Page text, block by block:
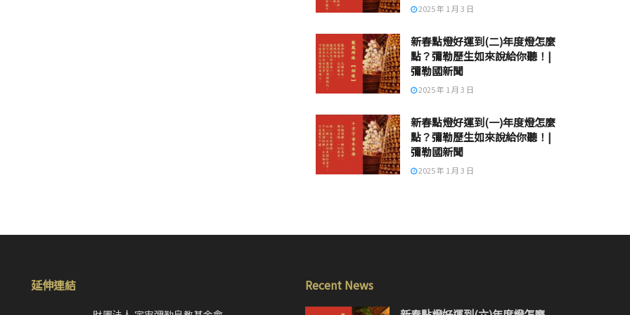
2025 年 1 月 3 日
新春點燈好運到(二)年度燈怎麼
點？彌勒歷生如來說給你聽！|
彌勒國新聞
2025 年 1 月 3 日
新春點燈好運到(一)年度燈怎麼
點？彌勒歷生如來說給你聽！|
彌勒國新聞
2025 年 1 月 3 日
延伸連結 Recent News